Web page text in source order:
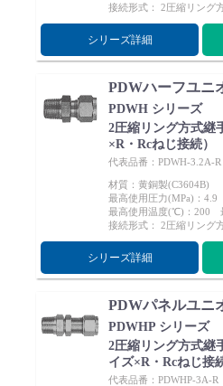
製品動画一覧
バルブと継手のきほん
説明会・講習会
会社情報
Corporate Blog
接続形式： 2圧縮リング
シリーズ詳細
PDWハーフユニ
PDWH シリーズ
2圧縮リング方式継
×R・Rcねじ接続）
代表品番：PDWH-3.2A-R
材質：黄銅製(C3604B)
最高使用圧力(MPa)：4.9
最高使用温度(℃)：200
接続形式： 2圧縮リング
シリーズ詳細
PDWパネルユニ
PDWHP シリーズ
2圧縮リング方式継
イズ×R・Rcねじ接
代表品番：PDWHP-3A-R